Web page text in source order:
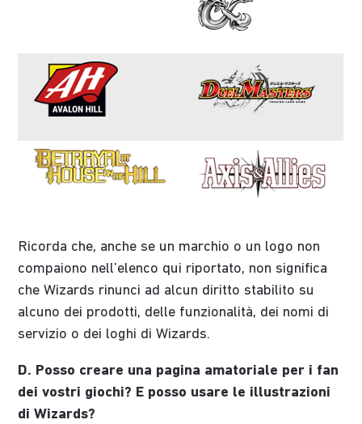
Ricorda che, anche se un marchio o un logo non
compaiono nell’elenco qui riportato, non significa
che Wizards rinunci ad alcun diritto stabilito su
alcuno dei prodotti, delle funzionalità, dei nomi di
servizio o dei loghi di Wizards.
D. Posso creare una pagina amatoriale per i fan
dei vostri giochi? E posso usare le illustrazioni
di Wizards?